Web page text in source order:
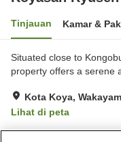
Tinjauan Kamar &
Situated close to
property offers a serene
Kota Koya,
Lihat di peta